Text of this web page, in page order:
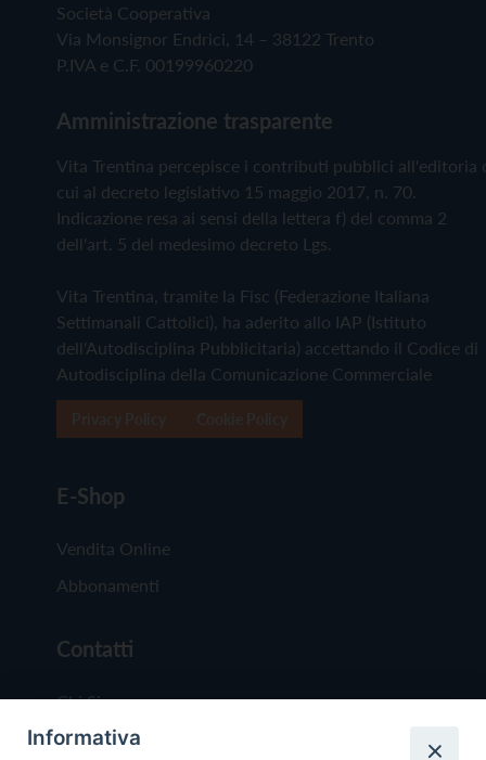
Società Cooperativa
Via Monsignor Endrici, 14 – 38122 Trento
P.IVA e C.F. 00199960220
Amministrazione trasparente
Vita Trentina percepisce i contributi pubblici all'editoria
cui al decreto legislativo 15 maggio 2017, n. 70.
Indicazione resa ai sensi della lettera f) del comma 2
dell'art. 5 del medesimo decreto Lgs.
Vita Trentina, tramite la Fisc (Federazione Italiana
Settimanali Cattolici), ha aderito allo IAP (Istituto
dell'Autodisciplina Pubblicitaria) accettando il Codice di
Autodisciplina della Comunicazione Commerciale
E-Shop
Vendita Online
Abbonamenti
Contatti
Chi Siamo
Redazione
Informativa